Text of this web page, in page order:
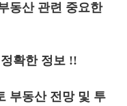
동산 관련 중요한
확한 정보 !!
부동산 전망 및 투